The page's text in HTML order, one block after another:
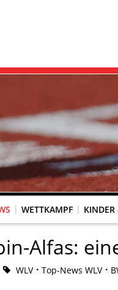
WETTKAMPF KINDER
Alfas:
WLV Top-News WLV